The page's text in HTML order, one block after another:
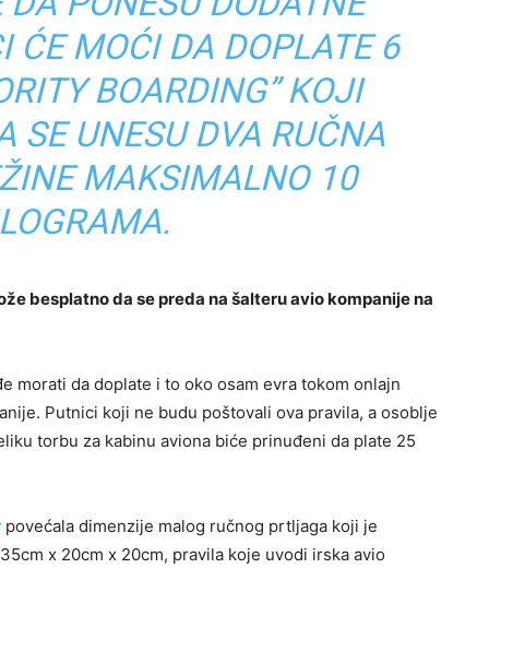
ĆE MOĆI DA DOPLATE 6
BOARDING” KOJI
SE UNESU DVA RUČNA
MAKSIMALNO 10
besplatno da se preda na šalteru avio kompanije na
morati da doplate i to oko osam evra tokom onlajn
Putnici koji ne budu poštovali ova pravila, a osoblje
torbu za kabinu aviona biće prinuđeni da plate 25
povećala dimenzije malog ručnog prtljaga koji je
x 20cm x 20cm, pravila koje uvodi irska avio